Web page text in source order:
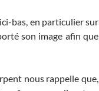
bas, en particulier sur
son image afin que
nous rappelle que,